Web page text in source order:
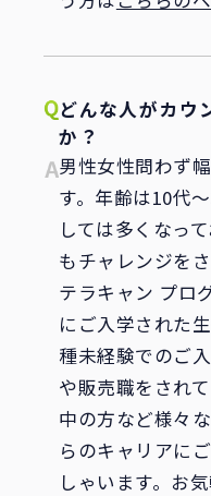
どんな人がカウ
か？
男性女性問わず
す。年齢は10代
しては多くなっ
もチャレンジをさ
テラキャン プロ
にご入学された
種未経験でのご
や販売職をされ
中の方など様々
らのキャリアに
しゃいます。お